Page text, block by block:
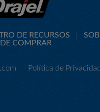
DE RECURSOS
COMPRAR
Política de Privacidad